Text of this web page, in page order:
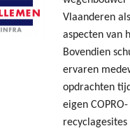
Vlaanderen
aspecten van
Bovendien
ervaren
opdrachten
eigen